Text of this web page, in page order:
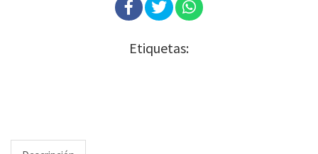
Etiquetas: